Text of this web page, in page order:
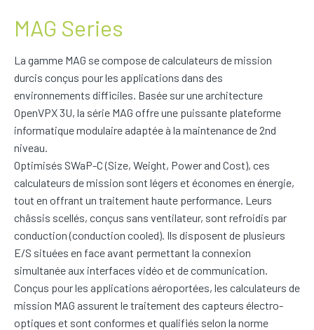
MAG Series
La gamme MAG se compose de calculateurs de mission
durcis conçus pour les applications dans des
environnements difficiles. Basée sur une architecture
OpenVPX 3U, la série MAG offre une puissante plateforme
informatique modulaire adaptée à la maintenance de 2nd
niveau.
Optimisés SWaP-C (Size, Weight, Power and Cost), ces
calculateurs de mission sont légers et économes en énergie,
tout en offrant un traitement haute performance. Leurs
châssis scellés, conçus sans ventilateur, sont refroidis par
conduction (conduction cooled). Ils disposent de plusieurs
E/S situées en face avant permettant la connexion
simultanée aux interfaces vidéo et de communication.
Conçus pour les applications aéroportées, les calculateurs de
mission MAG assurent le traitement des capteurs électro-
optiques et sont conformes et qualifiés selon la norme